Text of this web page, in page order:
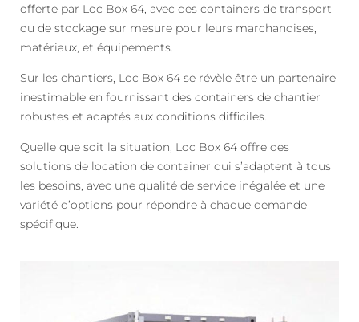
offerte par Loc Box 64, avec des containers de transport
ou de stockage sur mesure pour leurs marchandises,
matériaux, et équipements.
Sur les chantiers, Loc Box 64 se révèle être un partenaire
inestimable en fournissant des containers de chantier
robustes et adaptés aux conditions difficiles.
Quelle que soit la situation, Loc Box 64 offre des
solutions de location de container qui s’adaptent à tous
les besoins, avec une qualité de service inégalée et une
variété d’options pour répondre à chaque demande
spécifique.